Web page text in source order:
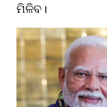
ମିଳିବ।